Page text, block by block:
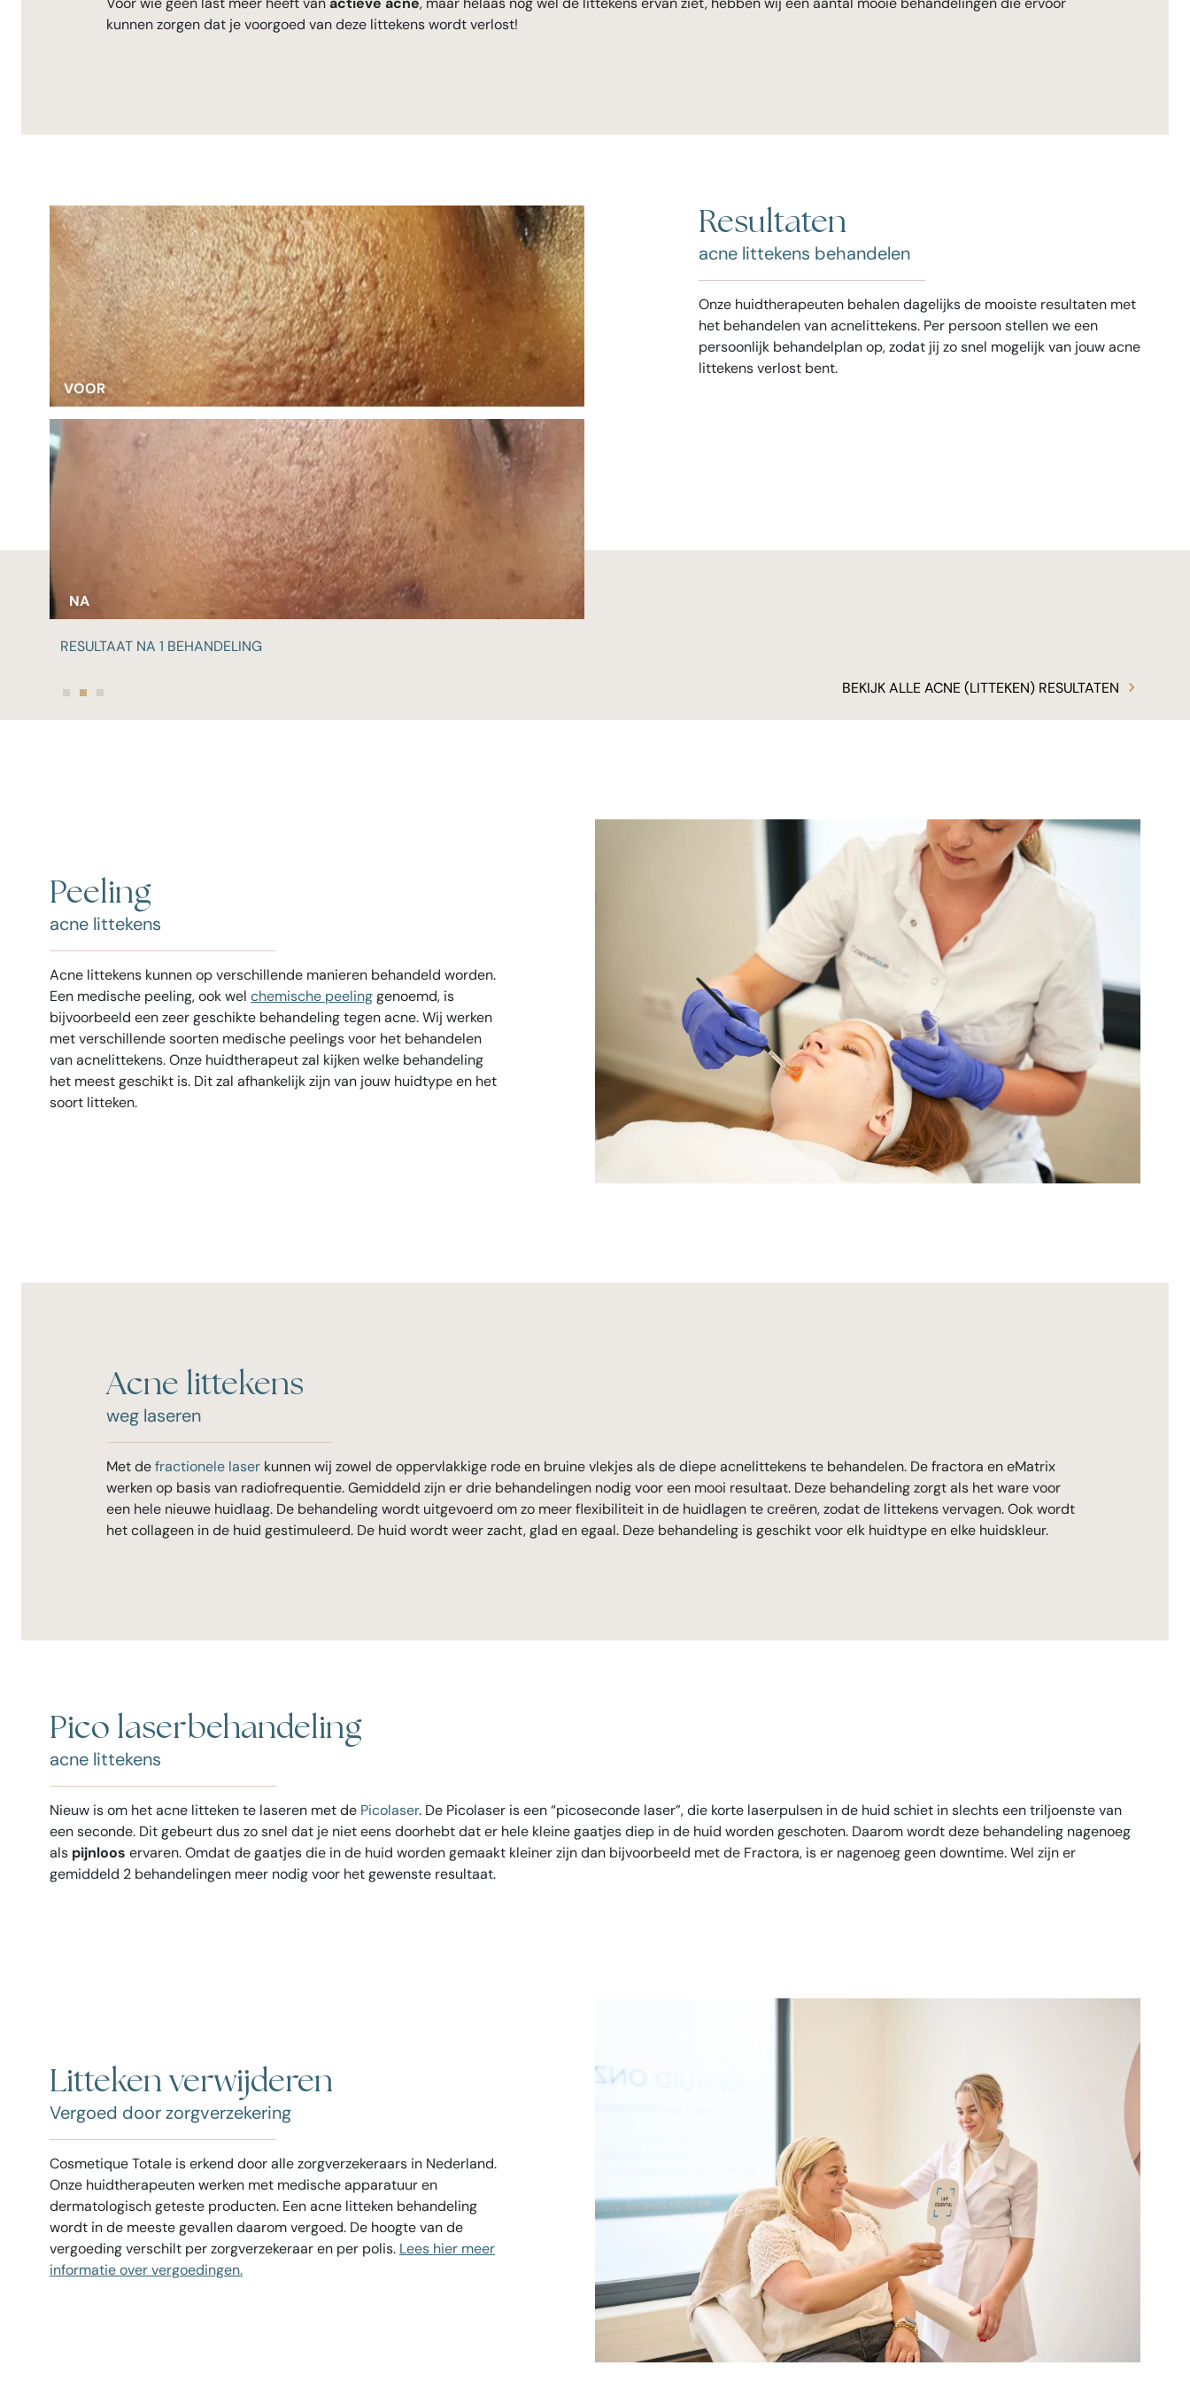
kunnen zorgen dat je voorgoed van deze littekens wordt verlost!
Resultaten
acne littekens behandelen
Onze huidtherapeuten behalen dagelijks de mooiste resultaten met
het behandelen van acnelittekens. Per persoon stellen we een
persoonlijk behandelplan op, zodat jij zo snel mogelijk van jouw acne
littekens verlost bent.
VOOR NA
BEKIJK ALLE ACNE (LITTEKEN) RESULTATEN
Peeling
acne littekens
Acne littekens kunnen op verschillende manieren behandeld worden.
Een medische peeling, ook wel chemische peelinggenoemd, is
bijvoorbeeld een zeer geschikte behandeling tegen acne. Wij werken
met verschillende soorten medische peelings voor het behandelen
van acnelittekens. Onze huidtherapeut zal kijken welke behandeling
het meest geschikt is. Dit zal afhankelijk zijn van jouw huidtype en het
soort litteken.
Acne littekens
weg laseren
Met defractionele laser kunnen wij zowel de oppervlakkige rode en bruine vlekjes als de diepe acnelittekens te behandelen. De fractora en eMatrix
werken op basis van radiofrequentie. Gemiddeld zijn er drie behandelingen nodig voor een mooi resultaat. Deze behandeling zorgt als het ware voor
een hele nieuwe huidlaag. De behandeling wordt uitgevoerd om zo meer flexibiliteit in de huidlagen te creëren, zodat de littekens vervagen. Ook wordt
het collageen in de huid gestimuleerd. De huid wordt weer zacht, glad en egaal. Deze behandeling is geschikt voor elk huidtype en elke huidskleur.
Pico laserbehandeling
acne littekens
Nieuw is om het acne litteken te laseren met de Picolaser. De Picolaser is een “picoseconde laser”, die korte laserpulsen in de huid schiet in slechts een triljoenste van
een seconde. Dit gebeurt dus zo snel dat je niet eens doorhebt dat er hele kleine gaatjes diep in de huid worden geschoten. Daarom wordt deze behandeling nagenoeg
als pijnloos ervaren. Omdat de gaatjes die in de huid worden gemaakt kleiner zijn dan bijvoorbeeld met de Fractora, is er nagenoeg geen downtime. Wel zijn er
gemiddeld 2 behandelingen meer nodig voor het gewenste resultaat.
Litteken verwijderen
Vergoed door zorgverzekering
Cosmetique Totale is erkend door alle zorgverzekeraars in Nederland.
Onze huidtherapeuten werken met medische apparatuur en
dermatologisch geteste producten. Een acne litteken behandeling
wordt in de meeste gevallen daarom vergoed. De hoogte van de
vergoeding verschilt per zorgverzekeraar en per polis. Lees hier meer
informatie over vergoedingen.